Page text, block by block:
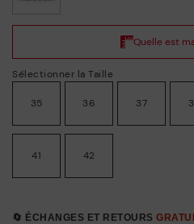
Sélectionner la Taille
35 36 37
41 42
🔄 ÉCHANGES ET RETOURS